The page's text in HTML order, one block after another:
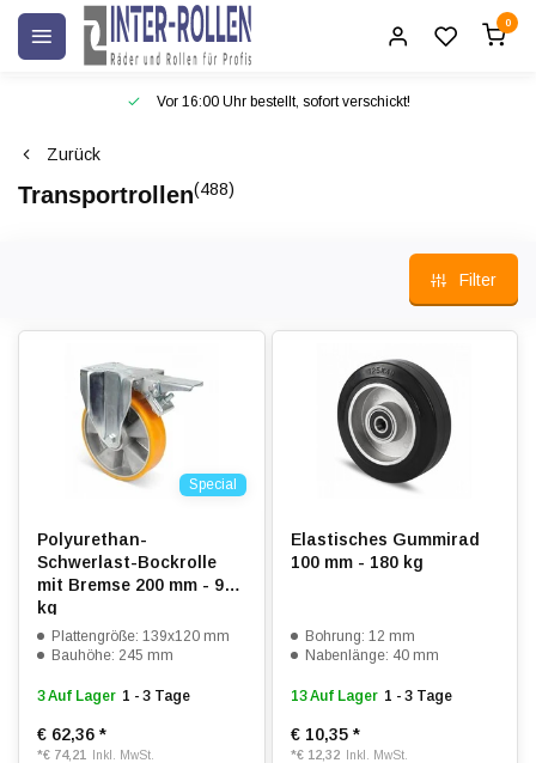
0
Vor 16:00 Uhr bestellt, sofort verschickt!
Zurück
Transportrollen(488)
Filter
Special
Polyurethan-
Schwerlast-Bockrolle
mit Bremse 200 mm - 900
kg
Plattengröße: 139x120 mm
Bauhöhe: 245 mm
3 Auf Lager 1 - 3 Tage
€ 62,36 *
*€ 74,21 Inkl. MwSt.
Elastisches Gummirad
100 mm - 180 kg
Bohrung: 12 mm
Nabenlänge: 40 mm
13 Auf Lager 1 - 3 Tage
€ 10,35 *
*€ 12,32 Inkl. MwSt.